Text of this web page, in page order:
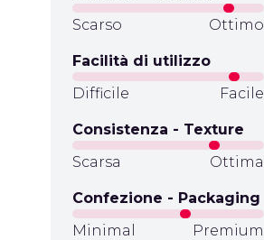
Scarso
Ottimo
Facilità di utilizzo
Difficile
Facile
Consistenza - Texture
Scarsa
Ottima
Confezione - Packaging
Minimal
Premium